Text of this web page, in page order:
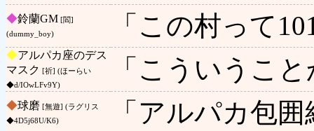
◆鈴蘭GM [閻]
(dummy_boy)
「この村って
◆アルパカ座のデス
マスク [祈] (ほーらい
◆d/IOwLFv9Y)
「こういうこ
◆球磨 [無遊] (ラグリス
◆4D5j68U/K6)
「アルパカ包